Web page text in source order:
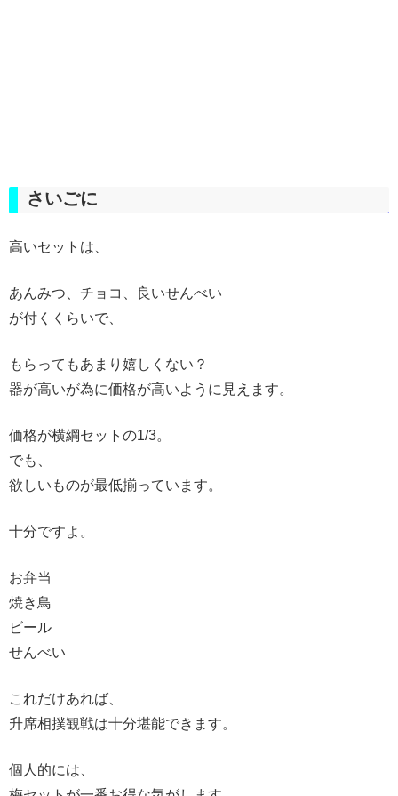
さいごに
高いセットは、
あんみつ、チョコ、良いせんべい
が付くくらいで、
もらってもあまり嬉しくない？
器が高いが為に価格が高いように見えます。
価格が横綱セットの1/3。
でも、
欲しいものが最低揃っています。
十分ですよ。
お弁当
焼き鳥
ビール
せんべい
これだけあれば、
升席相撲観戦は十分堪能できます。
個人的には、